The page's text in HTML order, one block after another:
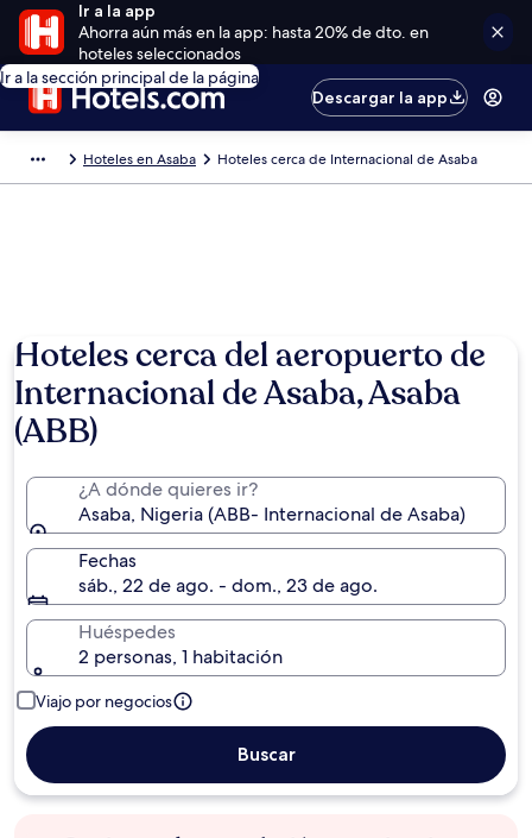
Ir a la app
Ahorra aún más en la app: hasta 20% de dto. en
hoteles seleccionados
Ir a la sección principal de la página
Descargar la app
Hoteles en Asaba Hoteles cerca de Internacional de Asaba
Hoteles cerca del aeropuerto de
Internacional de Asaba, Asaba
(ABB)
¿A dónde quieres ir?
Asaba, Nigeria (ABB- Internacional de Asaba)
Fechas
sáb., 22 de ago. - dom., 23 de ago.
Huéspedes
2 personas, 1 habitación
Viajo por negocios
Buscar